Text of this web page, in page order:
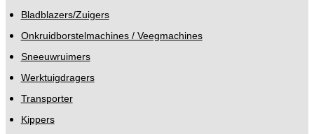
Bladblazers/Zuigers
Onkruidborstelmachines / Veegmachines
Sneeuwruimers
Werktuigdragers
Transporter
Kippers